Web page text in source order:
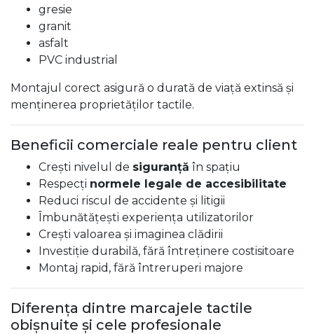
gresie
granit
asfalt
PVC industrial
Montajul corect asigură o durată de viață extinsă și
menținerea proprietăților tactile.
Beneficii comerciale reale pentru client
Crești nivelul de siguranță în spațiu
Respecți normele legale de accesibilitate
Reduci riscul de accidente și litigii
Îmbunătățești experiența utilizatorilor
Crești valoarea și imaginea clădirii
Investiție durabilă, fără întreținere costisitoare
Montaj rapid, fără întreruperi majore
Diferența dintre marcajele tactile
obișnuite și cele profesionale